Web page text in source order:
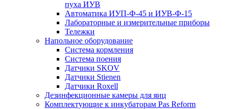
пуха ИУВ
Автоматика ИУП-Ф-45 и ИУВ-Ф-15
Лабораторные и измерительные приборы
Тележки
Напольное оборудование
Система кормления
Система поения
Датчики SKOV
Датчики Stienen
Датчики Roxell
Дезинфекционные камеры для яиц
Комплектующие к инкубаторам Pas Reform